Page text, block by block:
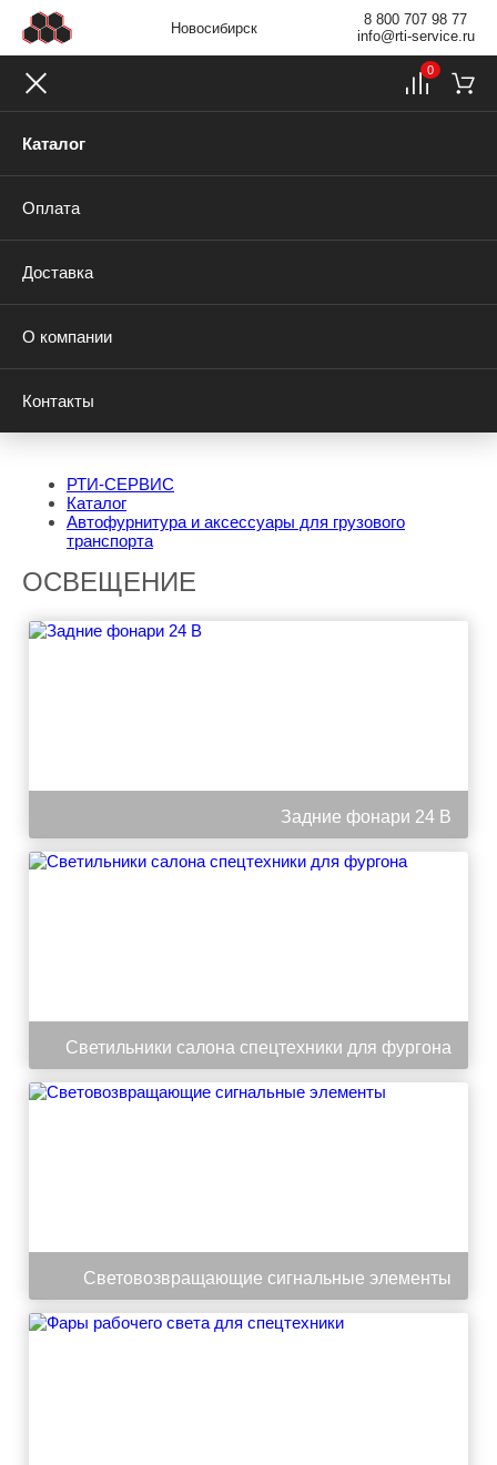
Новосибирск
8 800 707 98 77
info@rti-service.ru
Каталог
Оплата
Доставка
О компании
Контакты
0
РТИ-СЕРВИС
Каталог
Автофурнитура и аксессуары для грузового
транспорта
ОСВЕЩЕНИЕ
Задние фонари 24 В
Светильники салона спецтехники для фургона
Световозвращающие сигнальные элементы